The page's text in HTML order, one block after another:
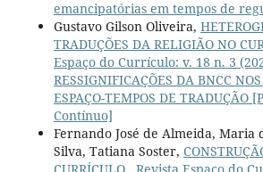
emancipatórias em tempos de
Gustavo Gilson Oliveira,
TRADUÇÕES DA RELIGIÃO NO
Espaço do Currículo: v. 18 n. 3
RESSIGNIFICAÇÕES DA BNCC
ESPAÇO-TEMPOS DE TRADUÇÃO
Contínuo]
Fernando José de Almeida, Maria
Silva, Tatiana Soster,